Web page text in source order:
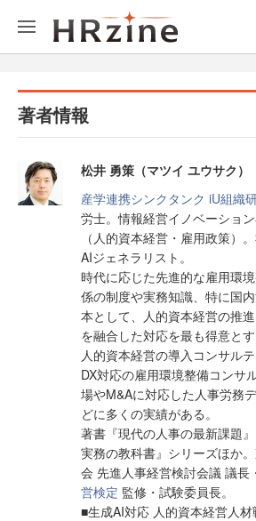
著者情報
松井 勇策（マツイ ユウサク）
産学連携シンクタンク iU組織
労士。情報経営イノベーショ
（人的資本経営・雇用政策）
AIジェネラリスト。
時代に応じた先進的な雇用環
係の制度や実務知識、特に国
本として、人的資本経営の推
を融合した対応を最も得意とす
人的資本経営の導入コンサル
DX対応の雇用環境整備コンサ
場やM&Aに対応した人事労務
どに多くの実績がある。
著書『現代の人事の最新課題
実務の教科書』シリーズほか
会 先進人事経営検討会議 議長
営検定 監修・試験委員長。
■生成AI対応 人的資本経営人